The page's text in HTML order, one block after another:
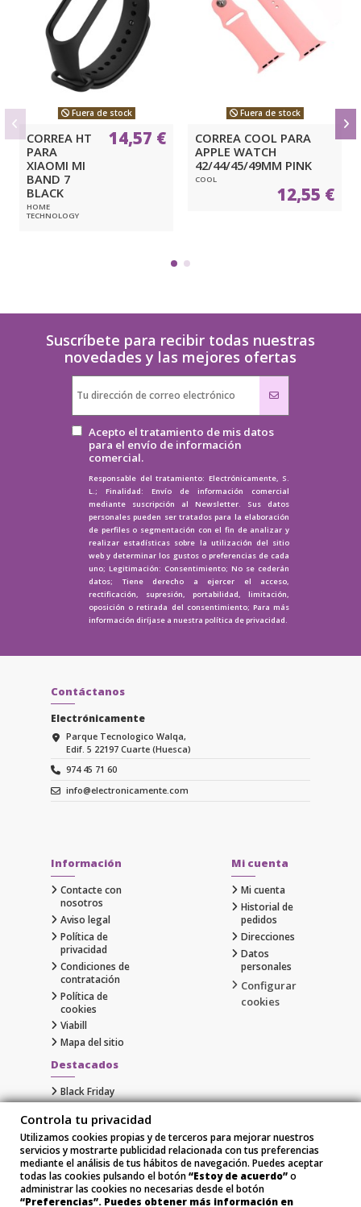
Fuera de stock
CORREA HT
PARA
XIAOMI MI
BAND 7
BLACK
HOME
TECHNOLOGY
14,57 €
Fuera de stock
CORREA COOL PARA
APPLE WATCH
42/44/45/49MM PINK
COOL
12,55 €
Suscríbete para recibir todas nuestras
novedades y las mejores ofertas
Acepto el tratamiento de mis datos
para el envío de información
comercial.
Responsable del tratamiento: Electrónicamente, S.
L.; Finalidad: Envío de información comercial
mediante suscripción al Newsletter. Sus datos
personales pueden ser tratados para la elaboración
de perfiles o segmentación con el fin de analizar y
realizar estadísticas sobre la utilización del sitio
web y determinar los gustos o preferencias de cada
uno; Legitimación: Consentimiento; No se cederán
datos; Tiene derecho a ejercer el acceso,
rectificación, supresión, portabilidad, limitación,
oposición o retirada del consentimiento; Para más
información diríjase a nuestra política de privacidad.
Contáctanos
Electrónicamente
Parque Tecnologico Walqa,
Edif. 5 22197 Cuarte (Huesca)
974 45 71 60
info@electronicamente.com
Información
Contacte con
nosotros
Aviso legal
Política de
privacidad
Condiciones de
contratación
Política de
cookies
Viabill
Mapa del sitio
Mi cuenta
Mi cuenta
Historial de
pedidos
Direcciones
Datos
personales
Configurar
cookies
Destacados
Black Friday
Gaming
Comprar Apple al Mejor Precio
Samsung
Xiaomi
Controla tu privacidad
Utilizamos cookies propias y de terceros para mejorar nuestros
servicios y mostrarte publicidad relacionada con tus preferencias
mediante el análisis de tus hábitos de navegación. Puedes aceptar
todas las cookies pulsando el botón“Estoy de acuerdo”o
administrar las cookies no necesarias desde el botón
“Preferencias”. Puedes obtener más información en